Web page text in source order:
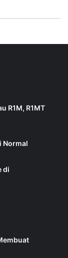
R1M, R1MT
Normal
di